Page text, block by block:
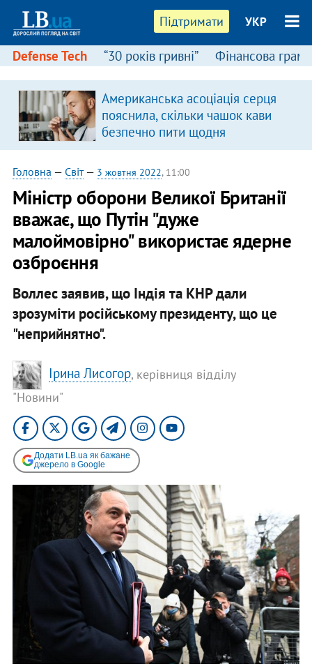
Підтримати УКР
Defense Tech “30 років гривні” Фінансова
Американська асоціація серця
пояснила, скільки чашок кави
безпечно пити щодня
Головна — Світ— 3 жовтня 2022, 11:00
Міністр оборони Великої Британії
вважає, що Путін "дуже
малоймовірно" використає ядерне
озброєння
Воллес заявив, що Індія та КНР дали
зрозуміти російському президенту, що це
"неприйнятно".
Ірина Лисогор, керівниця відділу
"Новини"
Додати LB.ua як бажане
джерело в Google